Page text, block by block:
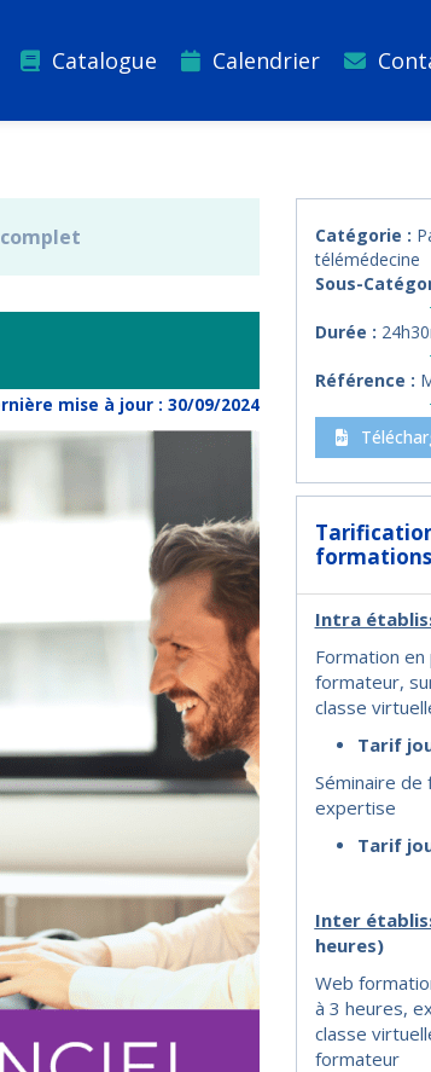
Catalogue Calendrier
mise à jour : 30/09/2024
Catégorie :
télémédecine
Sous-
Durée :
Référence :
formations
Intra
Formation
formateur,
classe
Tarif
Séminaire de
expertise
Tarif
Inter
heures)
Web
à 3 heures,
classe
formateur